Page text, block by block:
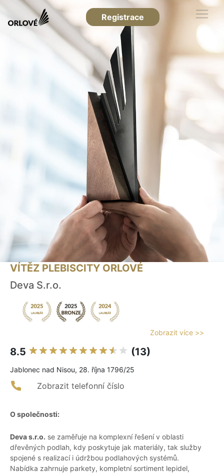
Registrace
VÍTĚZ PLEBISCITY ORLOVÉ
Deva S.r.o.
Zobrazit více >>
8.5 (13)
Jablonec nad Nisou, 28. října 1796/25
Zobrazit telefonní číslo
O společnosti:
Deva s.r.o. se zaměřuje na komplexní řešení v oblasti
dřevěných podlah, kdy poskytuje jak materiály, tak služby
spojené s realizací i údržbou podlahových systémů.
Nabídka zahrnuje parkety, kompletní sortiment lepidel,